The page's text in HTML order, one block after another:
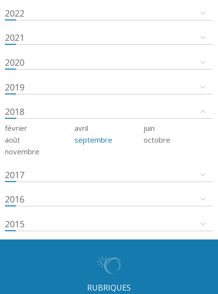
2022
2021
2020
2019
2018
février avril
juin
août
septembre
octobre
novembre
2017
2016
2015
RUBRIQUES